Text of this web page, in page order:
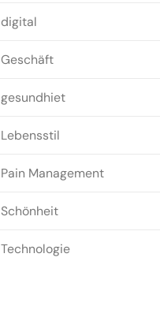
digital
Geschäft
gesundhiet
Lebensstil
Pain Management
Schönheit
Technologie